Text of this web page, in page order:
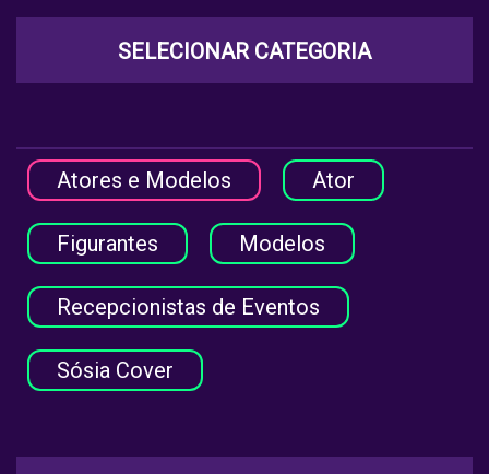
SELECIONAR CATEGORIA
Atores e Modelos Ator
Figurantes Modelos
Recepcionistas de Eventos
Sósia Cover